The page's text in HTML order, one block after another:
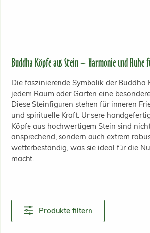
Buddha Köpfe aus Stein – Harmonie und Ruhe
Die faszinierende Symbolik der Buddha
jedem Raum oder Garten eine
Diese Steinfiguren stehen für inneren
und spirituelle Kraft. Unsere
Köpfe aus hochwertigem Stein sind
ansprechend, sondern auch extrem
wetterbeständig, was sie ideal für die
macht.
Produkte filtern